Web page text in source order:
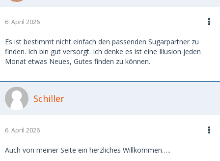
6. April 2026
Es ist bestimmt nicht einfach den passenden Sugarpartner zu
finden. Ich bin gut versorgt. Ich denke es ist eine Illusion jeden
Monat etwas Neues, Gutes finden zu können.
Schiller
6. April 2026
Auch von meiner Seite ein herzliches Willkommen…..